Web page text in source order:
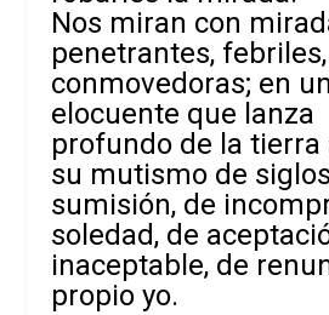
Nos miran con
penetrantes,
conmovedoras; en
elocuente que
profundo de la tierra
su mutismo de
sumisión, de
soledad, de
inaceptable, de
propio yo.